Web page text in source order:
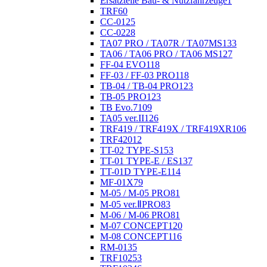
TRF60
CC-01 25
CC-0228
TA07 PRO / TA07R / TA07MS133
TA06 / TA06 PRO / TA06 MS127
FF-04 EVO118
FF-03 / FF-03 PRO118
TB-04 / TB-04 PRO123
TB-05 PRO123
TB Evo.7109
TA05 ver.II126
TRF419 / TRF419X / TRF419XR106
TRF42012
TT-02 TYPE-S153
TT-01 TYPE-E / ES137
TT-01D TYPE-E114
MF-01X79
M-05 / M-05 PRO81
M-05 ver.ⅡPRO83
M-06 / M-06 PRO81
M-07 CONCEPT120
M-08 CONCEPT116
RM-0135
TRF10253